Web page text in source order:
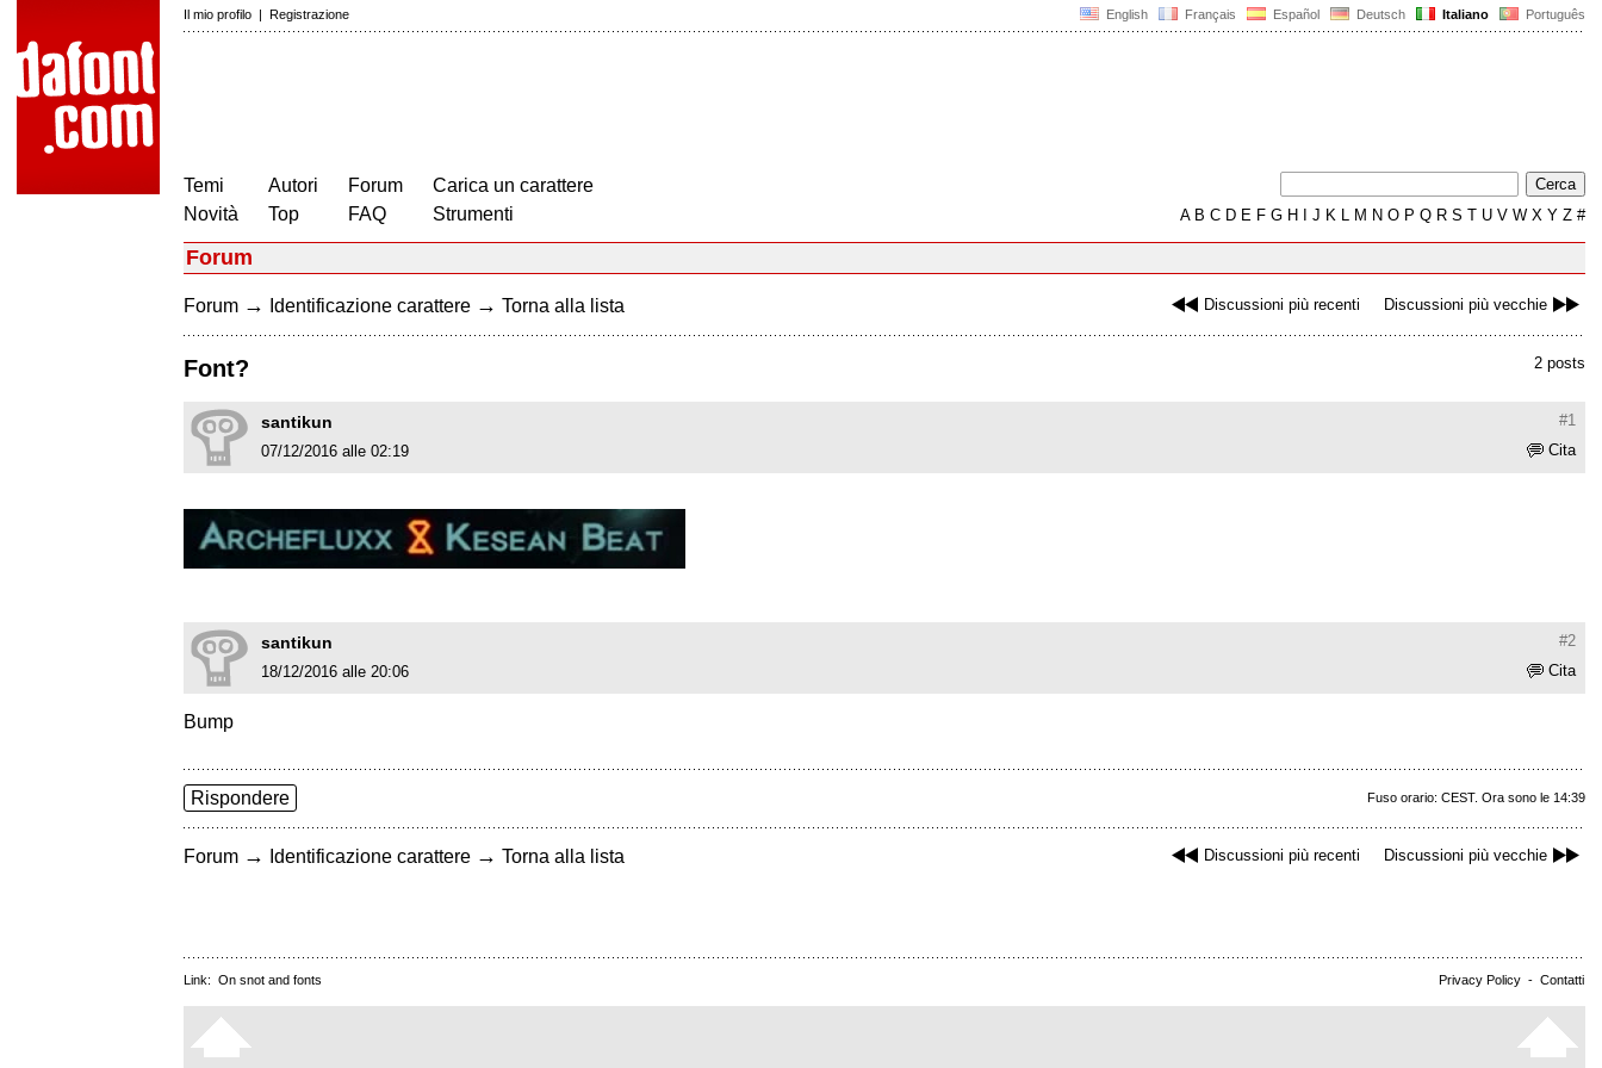
English Français Español Deutsch Italiano Português
Il mio profilo | Registrazione
Temi
Novità
Autori
Top
Forum
FAQ
Carica un carattere
Strumenti
AB C D E F G H J K L M N O P Q R S T U V W X Y Z #
Forum
Discussioni più recenti Discussioni più vecchie
Forum → Identificazione carattere → Torna alla lista
2 posts
Font?
#1
santikun
Cita
07/12/2016 alle 02:19
#2
santikun
Cita
18/12/2016 alle 20:06
Bump
Fuso orario: CEST. Ora sono le 14:39
Rispondere
Discussioni più recenti Discussioni più vecchie
Forum → Identificazione carattere → Torna alla lista
Privacy Policy - Contatti
Link: On snot and fonts